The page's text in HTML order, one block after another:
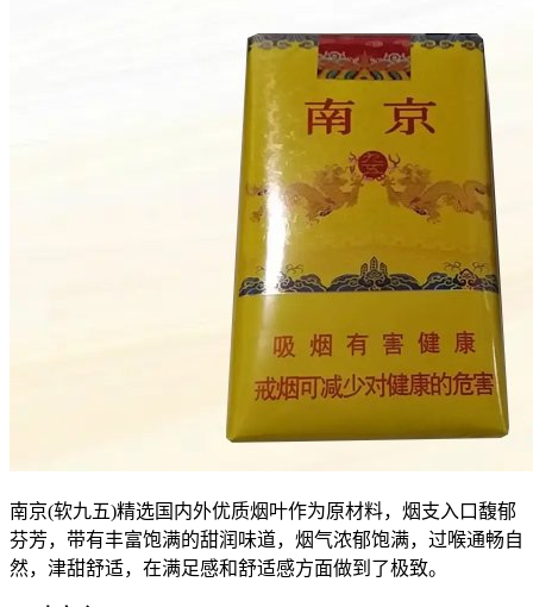
南京(软九五)精选国内外优质烟叶作为原材料，烟支入口馥郁
芬芳，带有丰富饱满的甜润味道，烟气浓郁饱满，过喉通畅自
然，津甜舒适，在满足感和舒适感方面做到了极致。